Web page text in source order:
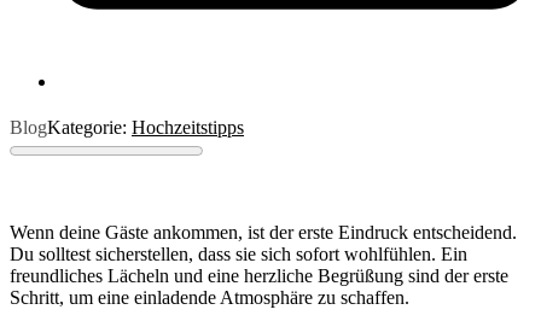
BlogKategorie: Hochzeitstipps
Wenn deine Gäste ankommen, ist der erste Eindruck entscheidend.
Du solltest sicherstellen, dass sie sich sofort wohlfühlen. Ein
freundliches Lächeln und eine herzliche Begrüßung sind der erste
Schritt, um eine einladende Atmosphäre zu schaffen.